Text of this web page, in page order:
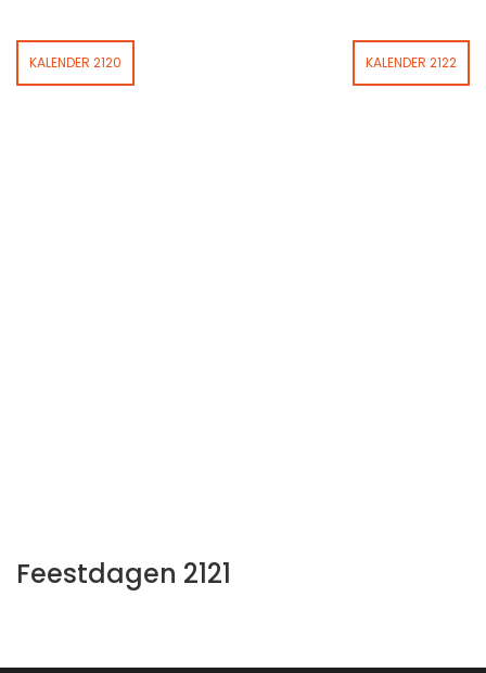
KALENDER 2120 KALENDER 2122
Feestdagen 2121